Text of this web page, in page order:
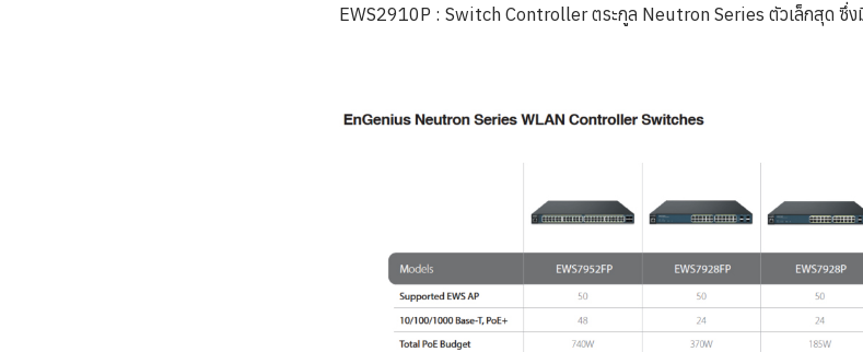
EWS2910P : Switch Controller ตระกูล Neutron Series ตัวเล็กสุด ซึ่ง